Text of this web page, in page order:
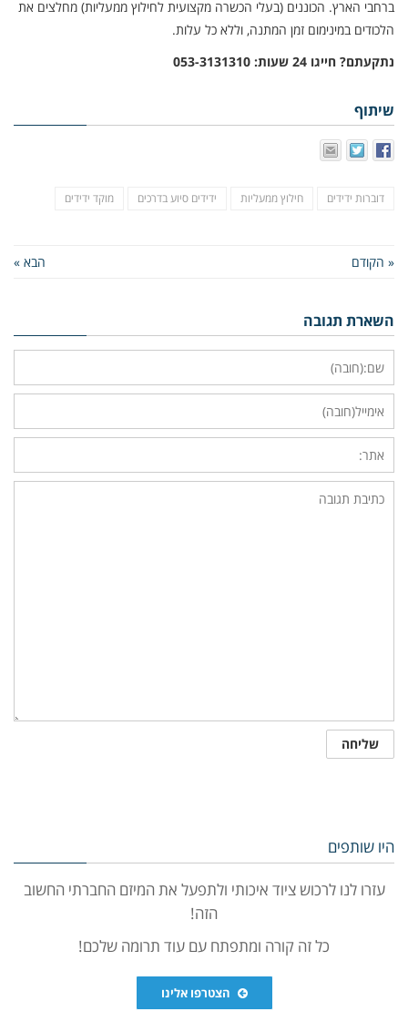
ברחבי הארץ. הכוננים (בעלי הכשרה מקצועית לחילוץ ממעליות) מחלצים את
הלכודים במינימום זמן המתנה, וללא כל עלות.
נתקעתם? חייגו 24 שעות: 053-3131310
שיתוף
דוברות ידידים חילוץ ממעליות ידידים סיוע בדרכים מוקד ידידים
« הקודם הבא »
השארת תגובה
היו שותפים
עזרו לנו לרכוש ציוד איכותי ולתפעל את המיזם החברתי החשוב
הזה!
כל זה קורה ומתפתח עם עוד תרומה שלכם!
הצטרפו אלינו